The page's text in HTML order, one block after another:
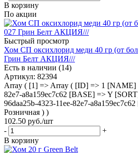
В корзину
По акции
Быстрый просмотр
Хом СП оксихлорид меди 40 гр (от
Грин Белт АКЦИЯ///
Есть в наличии (14)
Артикул: 82394
Array ( [1] => Array ( [ID] => 1 [NAME]
82e7-a8a159ec7c62 [BASE] => Y
96daa25b-4323-11ee-82e7-
Розничная ) )
102.50 руб./шт
-
+
В корзину